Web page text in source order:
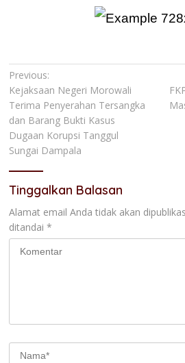
Navigasi
pos
Previous:
Kejaksaan Negeri Morowali
Terima Penyerahan Tersangka
dan Barang Bukti Kasus
Dugaan Korupsi Tanggul
Sungai Dampala
Tinggalkan Balasan
Alamat email Anda tidak akan
ditandai *